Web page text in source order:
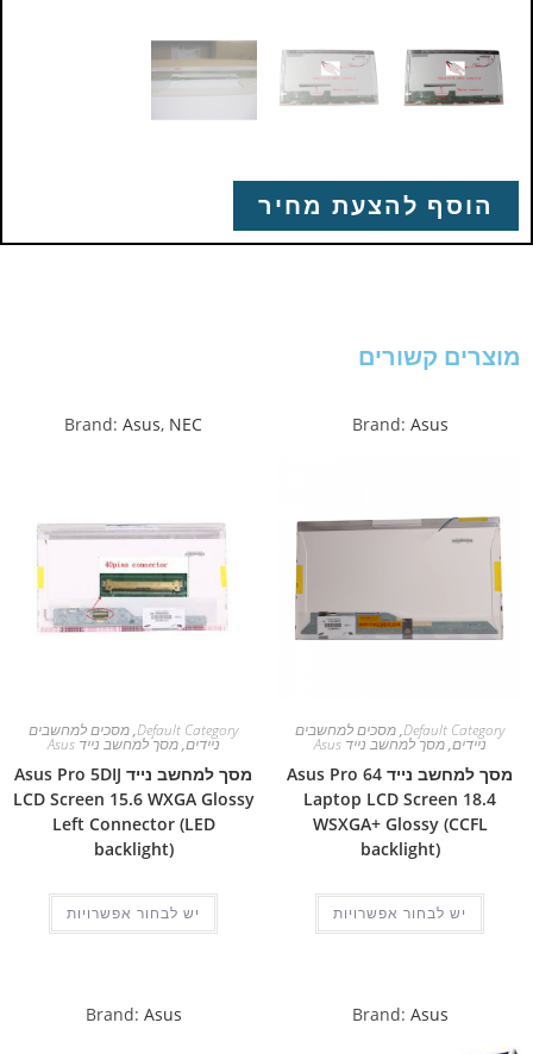
הוסף להצעת מחיר
מוצרים קשורים
Brand: Asus
Default Category
,מסכים למחשבים
ניידים,מסך למחשב נייד Asus
מסך למחשב נייד Asus Pro 64
Laptop LCD Screen 18.4
WSXGA+ Glossy (CCFL
backlight)
יש לבחור אפשרויות
Brand: Asus, NEC
Default Category
,מסכים למחשבים
ניידים,מסך למחשב נייד Asus
מסך למחשב נייד Asus Pro 5DIJ
LCD Screen 15.6 WXGA Glossy
Left Connector (LED
backlight)
יש לבחור אפשרויות
Brand: Asus
Brand: Asus